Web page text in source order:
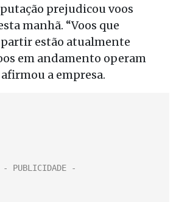
prejudicou voos
manhã. “Voos que
estão atualmente
em andamento operam
a empresa.